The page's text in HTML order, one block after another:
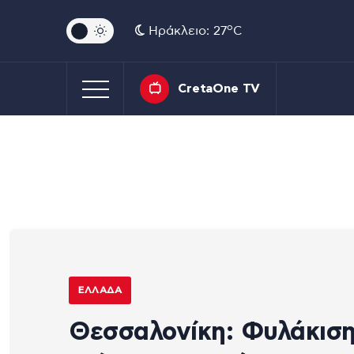
Ηράκλειο: 27oC
CretaOne TV
ΕΛΛΆΔΑ
Θεσσαλονίκη: